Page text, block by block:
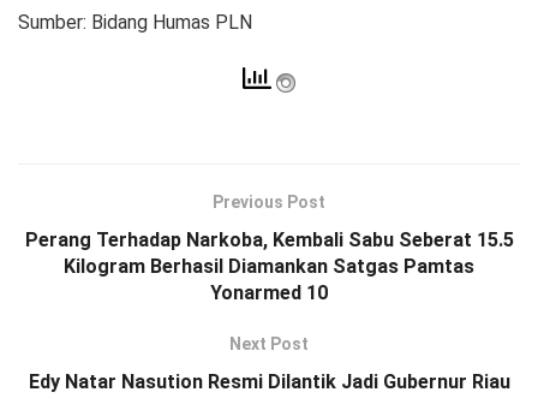
Sumber: Bidang Humas PLN
Previous Post
Perang Terhadap Narkoba, Kembali Sabu Seberat 15.5
Kilogram Berhasil Diamankan Satgas Pamtas
Yonarmed 10
Next Post
Edy Natar Nasution Resmi Dilantik Jadi Gubernur Riau